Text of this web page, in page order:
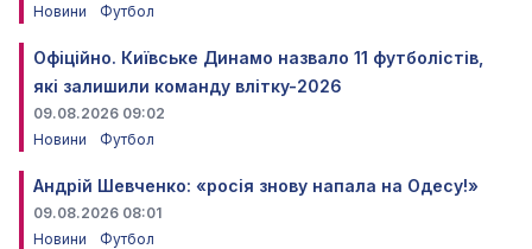
Новини
Футбол
Офіційно. Київське Динамо назвало 11 футболістів,
які залишили команду влітку-2026
09.08.2026 09:02
Новини
Футбол
Андрій Шевченко: «росія знову напала на Одесу!»
09.08.2026 08:01
Новини
Футбол